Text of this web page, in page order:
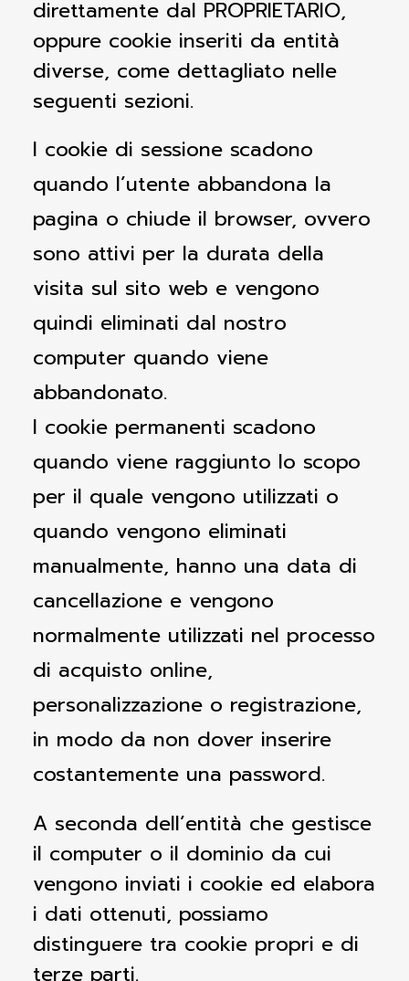
direttamente dal PROPRIETARIO,
oppure cookie inseriti da entità
diverse, come dettagliato nelle
seguenti sezioni.
I cookie di sessione scadono
quando l’utente abbandona la
pagina o chiude il browser, ovvero
sono attivi per la durata della
visita sul sito web e vengono
quindi eliminati dal nostro
computer quando viene
abbandonato.
I cookie permanenti scadono
quando viene raggiunto lo scopo
per il quale vengono utilizzati o
quando vengono eliminati
manualmente, hanno una data di
cancellazione e vengono
normalmente utilizzati nel processo
di acquisto online,
personalizzazione o registrazione,
in modo da non dover inserire
costantemente una password.
A seconda dell’entità che gestisce
il computer o il dominio da cui
vengono inviati i cookie ed elabora
i dati ottenuti, possiamo
distinguere tra cookie propri e di
terze parti.